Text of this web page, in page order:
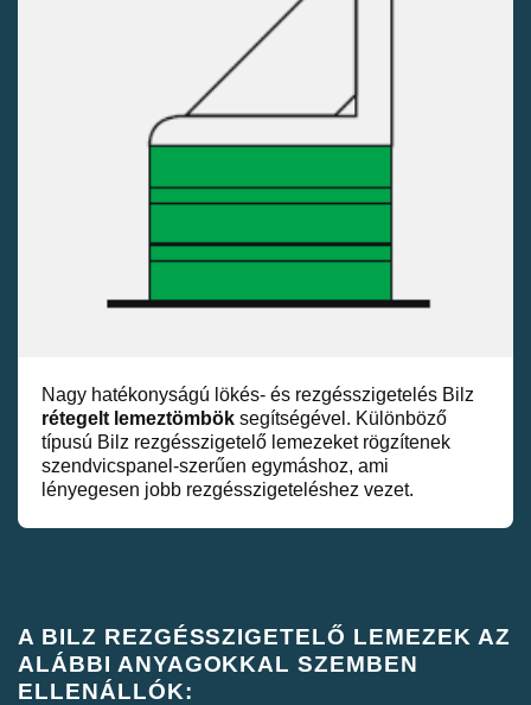
Nagy hatékonyságú lökés- és rezgésszigetelés Bilz
rétegelt lemeztömbök segítségével. Különböző
típusú Bilz rezgésszigetelő lemezeket rögzítenek
szendvicspanel-szerűen egymáshoz, ami
lényegesen jobb rezgésszigeteléshez vezet.
A BILZ REZGÉSSZIGETELŐ LEMEZEK AZ
ALÁBBI ANYAGOKKAL SZEMBEN
ELLENÁLLÓK: